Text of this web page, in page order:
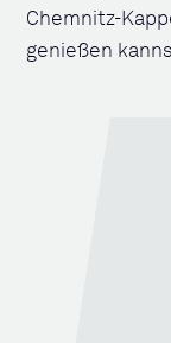
Chemnitz-
genießen